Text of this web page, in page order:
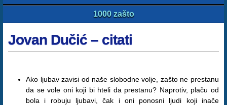
1000 zašto
Jovan Dučić – citati
Ako ljubav zavisi od naše slobodne volje, zašto ne prestanu
da se vole oni koji bi hteli da prestanu? Naprotiv, plaču od
bola i robuju ljubavi, čak i oni ponosni ljudi koji inače